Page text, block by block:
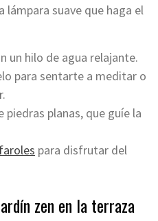
lámpara suave que haga el
un hilo de agua relajante.
para sentarte a meditar o
piedras planas, que guíe la
faroles para disfrutar del
zen en la terraza